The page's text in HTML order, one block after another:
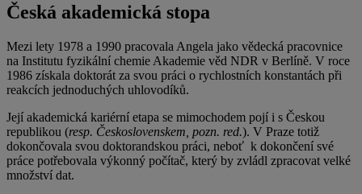
Česká akademická stopa
Mezi lety 1978 a 1990 pracovala Angela jako vědecká pracovnice
na Institutu fyzikální chemie Akademie věd NDR v Berlíně. V roce
1986 získala doktorát za svou práci o rychlostních konstantách při
reakcích jednoduchých uhlovodíků.
Její akademická kariérní etapa se mimochodem pojí i s Českou
republikou (resp. Československem, pozn. red.). V Praze totiž
dokončovala svou doktorandskou práci, neboť k dokončení své
práce potřebovala výkonný počítač, který by zvládl zpracovat velké
množství dat.